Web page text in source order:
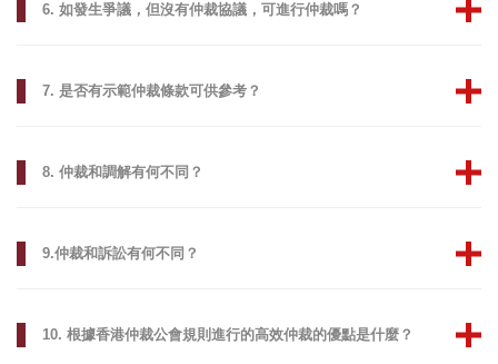
6. 如發生爭議，但沒有仲裁協議，可進行仲裁嗎？
7. 是否有示範仲裁條款可供參考？
8. 仲裁和調解有何不同？
9.仲裁和訴訟有何不同？
10. 根據香港仲裁公會規則進行的高效仲裁的優點是什麼？